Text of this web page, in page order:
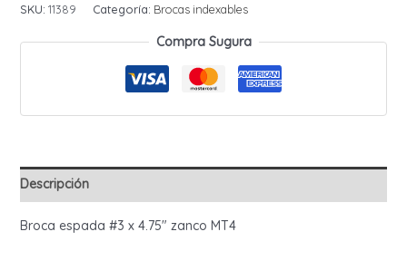
#3
SKU: 11389 Categoría: Brocas indexables
Compra Sugura
Descripción
Broca espada #3 x 4.75″ zanco MT4